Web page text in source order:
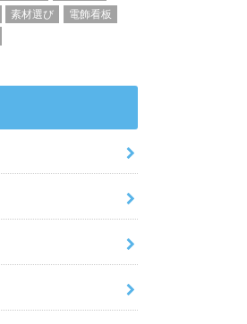
素材選び
電飾看板